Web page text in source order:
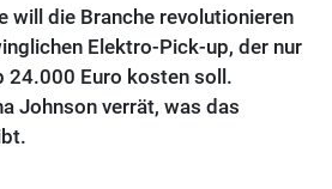
will die Branche revolutionieren
Elektro-Pick-up, der nur
24.000 Euro kosten soll.
Johnson verrät, was das